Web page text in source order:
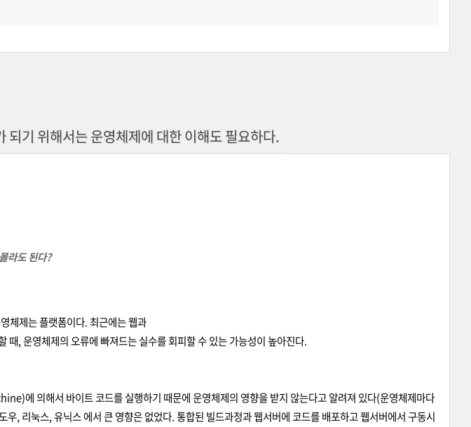
되기 위해서는 운영체제에 대한 이해도 필요하다.
라도 된다?
체제는 플랫폼이다. 최근에는 웹과
때, 운영체제의 오류에 빠져드는 실수를 회피할 수 있는 가능성이 높아진다.
에 의해서 바이트 코드를 실행하기 때문에 운영체제의 영향을 받지 않는다고 알려져 있다(운영체제마다
, 리눅스, 유닉스 에서 큰 영향은 없었다. 통합된 빌드과정과 웹서버에 코드를 배포하고 웹서버에서 구동시